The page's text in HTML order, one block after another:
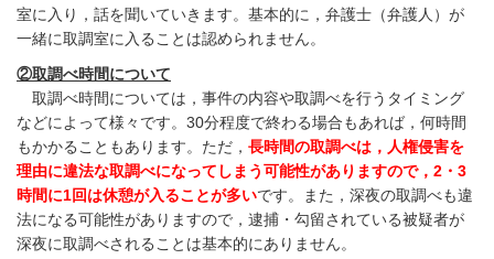
室に入り，話を聞いていきます。基本的に，弁護士（弁護人）が
一緒に取調室に入ることは認められません。
②取調べ時間について
取調べ時間については，事件の内容や取調べを行うタイミング
などによって様々です。30分程度で終わる場合もあれば，何時間
もかかることもあります。ただ， 長時間の取調べは，人権侵害を
理由に違法な取調べになってしまう可能性がありますので，2・3
時間に1回は休憩が入ることが多いです。また，深夜の取調べも違
法になる可能性がありますので，逮捕・勾留されている被疑者が
深夜に取調べされることは基本的にありません。